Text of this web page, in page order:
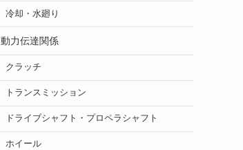
冷却・水廻り
動力伝達関係
クラッチ
トランスミッション
ドライブシャフト・プロペラシャフト
ホイール